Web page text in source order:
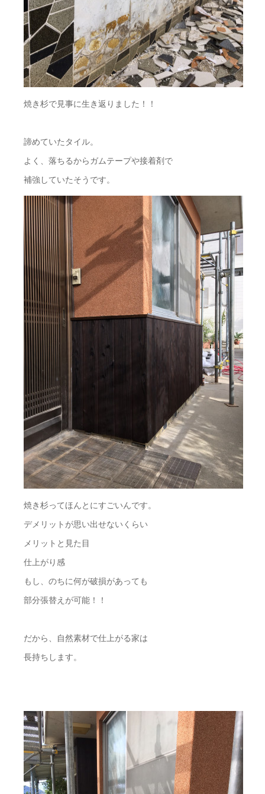
焼き杉で見事に生き返りました！！
諦めていたタイル。
よく、落ちるからガムテープや接着剤で
補強していたそうです。
焼き杉ってほんとにすごいんです。
デメリットが思い出せないくらい
メリットと見た目
仕上がり感
もし、のちに何が破損があっても
部分張替えが可能！！
だから、自然素材で仕上がる家は
長持ちします。